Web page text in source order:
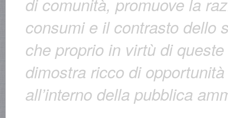
consumi e il contrasto dello
che proprio in virtù di
dimostra ricco di
all’interno della pubblica